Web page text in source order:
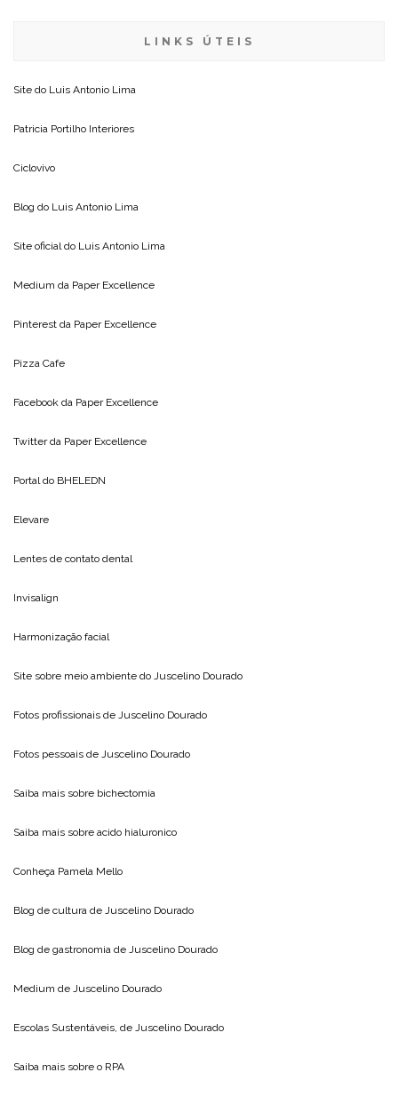
LINKS ÚTEIS
Site do Luis Antonio Lima
Patricia Portilho Interiores
Ciclovivo
Blog do Luis Antonio Lima
Site oficial do Luis Antonio Lima
Medium da Paper Excellence
Pinterest da Paper Excellence
Pizza Cafe
Facebook da Paper Excellence
Twitter da Paper Excellence
Portal do BHELEDN
Elevare
Lentes de contato dental
Invisalign
Harmonização facial
Site sobre meio ambiente do Juscelino Dourado
Fotos profissionais de Juscelino Dourado
Fotos pessoais de Juscelino Dourado
Saiba mais sobre bichectomia
Saiba mais sobre acido hialuronico
Conheça Pamela Mello
Blog de cultura de Juscelino Dourado
Blog de gastronomia de Juscelino Dourado
Medium de Juscelino Dourado
Escolas Sustentáveis, de Juscelino Dourado
Saiba mais sobre o RPA